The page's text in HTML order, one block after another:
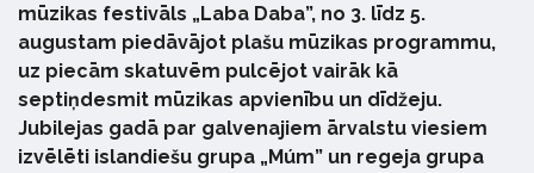
mūzikas festivāls „Laba Daba”, no 3. līdz 5.
augustam piedāvājot plašu mūzikas programmu,
uz piecām skatuvēm pulcējot vairāk kā
septiņdesmit mūzikas apvienību un dīdžeju.
Jubilejas gadā par galvenajiem ārvalstu viesiem
izvēlēti islandiešu grupa „Múm” un regeja grupa